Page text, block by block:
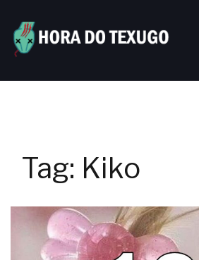
content
Tag: Kiko